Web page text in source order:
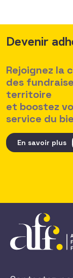
Devenir
Rejoignez la
des
territoire
et boostez
service du
En savoir plus